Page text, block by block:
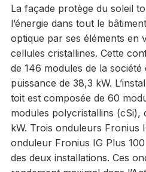
La façade protège du soleil
l’énergie dans tout le
optique par ses éléments en
cellules cristallines. Cette
de 146 modules de la
puissance de 38,3 kW.
toit est composée de 60
modules polycristallins (cSi),
kW. Trois onduleurs Fronius
onduleur Fronius IG Plus
des deux installations. Ces